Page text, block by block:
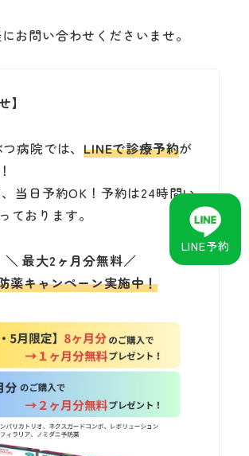
お問い合わせくださいませ。
】
病院では、LINEで診療予約が
当日予約OK！予約は24時間い
ております。
＼最大2ヶ月分無料／
薬キャンペーン実施中！
LINE予約